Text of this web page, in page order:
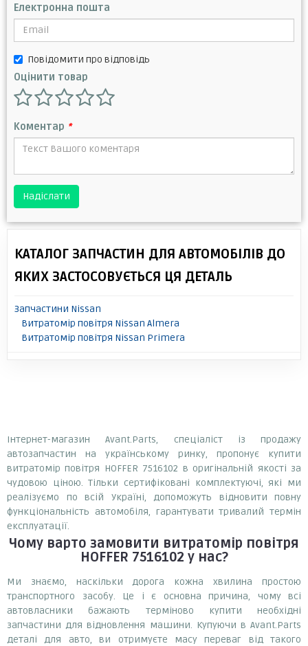
Електронна пошта
Повідомити про відповідь
Оцінити товар
Коментар *
Надіслати
КАТАЛОГ ЗАПЧАСТИН ДЛЯ АВТОМОБІЛІВ ДО
ЯКИХ ЗАСТОСОВУЄТЬСЯ ЦЯ ДЕТАЛЬ
Запчастини Nissan
Витратомір повітря Nissan Almera
Витратомір повітря Nissan Primera
Інтернет-магазин Avant.Parts, спеціаліст із продажу
автозапчастин на українському ринку, пропонує купити
витратомір повітря HOFFER 7516102 в оригінальній якості за
чудовою ціною. Тільки сертифіковані комплектуючі, які ми
реалізуємо по всій Україні, допоможуть відновити повну
функціональність автомобіля, гарантувати тривалий термін
експлуатації.
Чому варто замовити витратомір повітря
HOFFER 7516102 у нас?
Ми знаємо, наскільки дорога кожна хвилина простою
транспортного засобу. Це і є основна причина, чому всі
автовласники бажають терміново купити необхідні
запчастини для відновлення машини. Купуючи в Avant.Parts
деталі для авто, ви отримуєте масу переваг від такого